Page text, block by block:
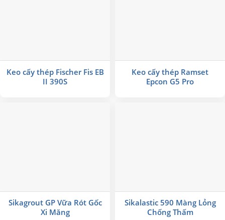
Keo cấy thép Fischer Fis EB
II 390S
Keo cấy thép Ramset
Epcon G5 Pro
Sikagrout GP Vữa Rót Gốc
Xi Măng
Sikalastic 590 Màng Lỏng
Chống Thấm